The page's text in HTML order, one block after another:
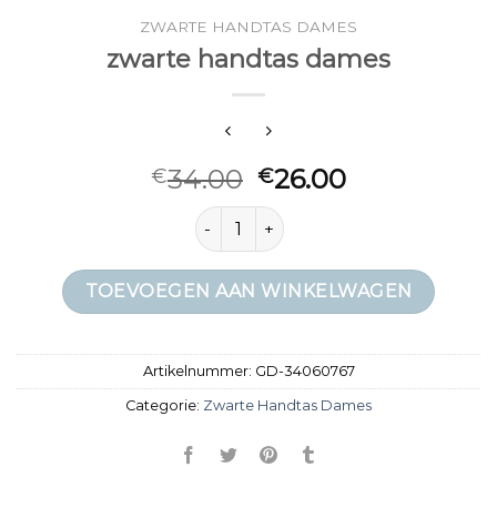
ZWARTE HANDTAS DAMES
zwarte handtas dames
€34.00 €26.00
zwarte handtas dames aantal
TOEVOEGEN AAN WINKELWAGEN
Artikelnummer: GD-34060767
Categorie: Zwarte Handtas Dames